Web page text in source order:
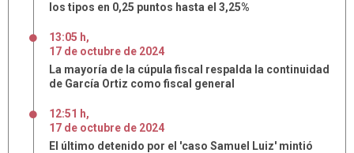
los tipos en 0,25 puntos hasta el 3,25%
13:05 h,
17 de octubre de 2024
La mayoría de la cúpula fiscal respalda la continuidad
de García Ortiz como fiscal general
12:51 h,
17 de octubre de 2024
El último detenido por el 'caso Samuel Luiz' mintió